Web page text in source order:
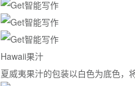
Hawaii果汁
夏威夷果汁的包装以白色为底色，